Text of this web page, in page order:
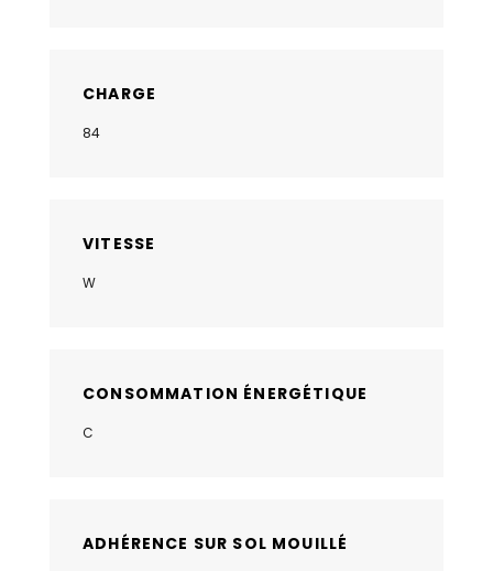
CHARGE
84
VITESSE
W
CONSOMMATION ÉNERGÉTIQUE
C
ADHÉRENCE SUR SOL MOUILLÉ